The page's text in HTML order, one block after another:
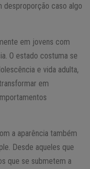
desproporção caso algo
em jovens com
O estado costuma se
e vida adulta,
em
a aparência também
Desde aqueles que
que se submetem a